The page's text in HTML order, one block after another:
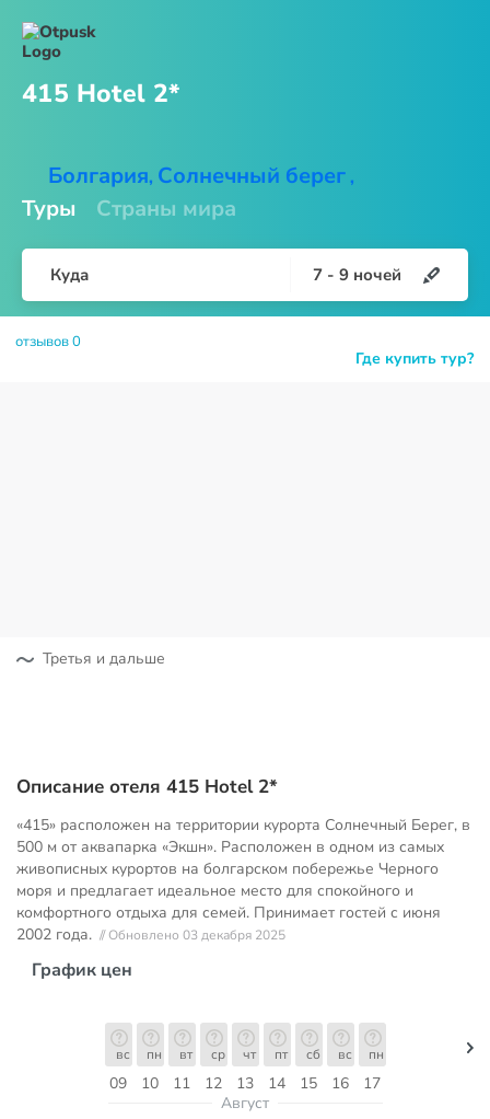
415 Hotel 2*
Болгария, Солнечный берег ,
Туры Страны мира
Куда 7 - 9 ночей
Где купить тур?
отзывов 0
Третья и дальше
Описание отеля 415 Hotel 2*
«415» расположен на территории курорта Солнечный Берег, в
500 м от аквапарка «Экшн». Расположен в одном из самых
живописных курортов на болгарском побережье Черного
моря и предлагает идеальное место для спокойного и
комфортного отдыха для семей. Принимает гостей с июня
2002 года. // Обновлено 03 декабря 2025
График цен
09
вс
10
пн
11
вт
12
ср
13
чт
14
пт
15
сб
16
вс
17
пн
Август